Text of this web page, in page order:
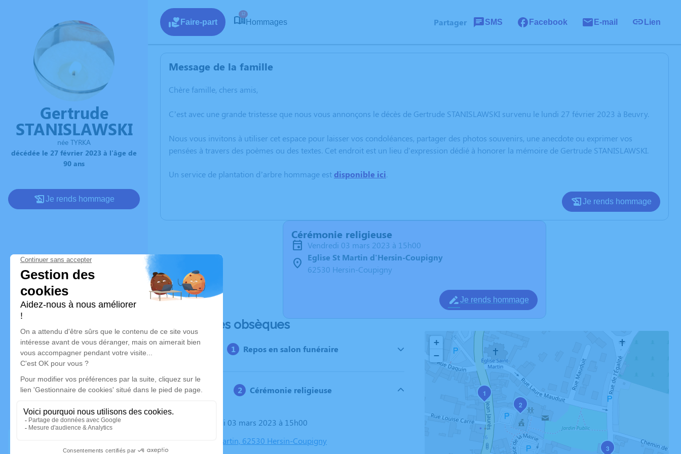
Gertrude
STANISLAWSKI
née TYRKA
décédée le 27 février 2023 à l'âge de
90 ans
Je rends hommage
Faire-part
12
Hommages Partager SMS Facebook E-mail Lien
Message de la famille
Chère famille, chers amis,
C’est avec une grande tristesse que nous vous annonçons le décès de Gertrude STANISLAWSKI survenu le lundi 27 février 2023 à Beuvry.
Nous vous invitons à utiliser cet espace pour laisser vos condoléances, partager des photos souvenirs, une anecdote ou exprimer vos
pensées à travers des poèmes ou des textes. Cet endroit est un lieu d'expression dédié à honorer la mémoire de Gertrude STANISLAWSKI.
Un service de plantation d’arbre hommage estdisponible ici.
Je rends hommage
Cérémonie religieuse
vendredi 03 mars 2023 à 15h00
Eglise St Martin d'Hersin-Coupigny
62530 Hersin-Coupigny
Je rends hommage
Déroulé des obsèques
Repos en salon funéraire
Cérémonie religieuse
Le vendredi 03 mars 2023 à 15h00
Eglise St Martin, 62530 Hersin-Coupigny
1
2
3
+
−